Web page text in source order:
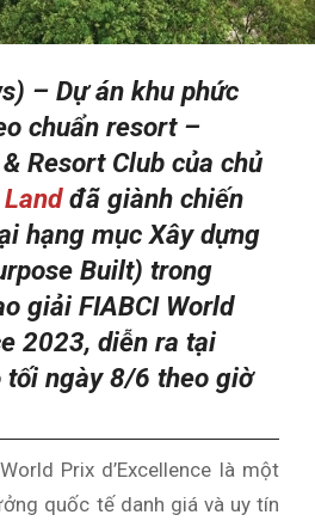
– Dự án khu phức
chuẩn resort –
Resort Club của chủ
đã giành chiến
hạng mục Xây dựng
Built) trong
giải FIABCI World
2023, diễn ra tại
ngày 8/6 theo giờ
Prix d’Excellence là một
quốc tế danh giá và uy tín